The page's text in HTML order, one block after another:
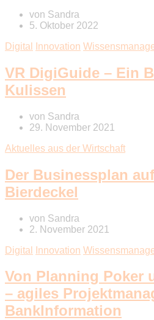
von Sandra
5. Oktober 2022
Digital
Innovation
VR DigiGuide – Ein
Kulissen
von Sandra
29. November 2021
Aktuelles aus der Wirtschaft
Der Businessplan
Bierdeckel
von Sandra
2. November 2021
Digital
Innovation
Von Planning Poker
– agiles
BankInformation